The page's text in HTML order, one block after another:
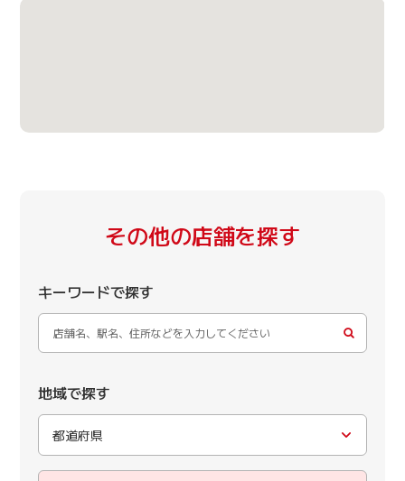
その他の店舗を探す
キーワードで探す
地域で探す
都道府県